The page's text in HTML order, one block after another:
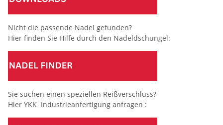
Nicht die passende Nadel gefunden?
Hier finden Sie Hilfe durch den Nadeldschungel:
Sie suchen einen speziellen Reißverschluss?
Hier YKK Industrieanfertigung anfragen :